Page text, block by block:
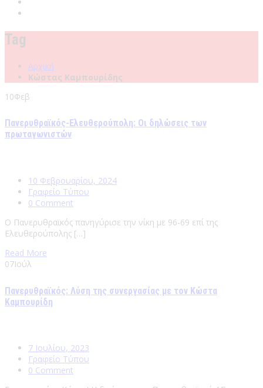
Tag
Αρχική
Κώστας Καμπουρίδης
10Φεβ
Πανερυθραϊκός-Ελευθερούπολη: Οι δηλώσεις των
πρωταγωνιστών
10 Φεβρουαρίου, 2024
Γραφείο Τύπου
0 Comment
Ο Πανερυθραϊκός πανηγύρισε την νίκη με 96-69 επί της
Ελευθερούπολης […]
Read More
07Ιούλ
Πανερυθραϊκός: Λύση της συνεργασίας με τον Κώστα
Καμπουρίδη
7 Ιουλίου, 2023
Γραφείο Τύπου
0 Comment